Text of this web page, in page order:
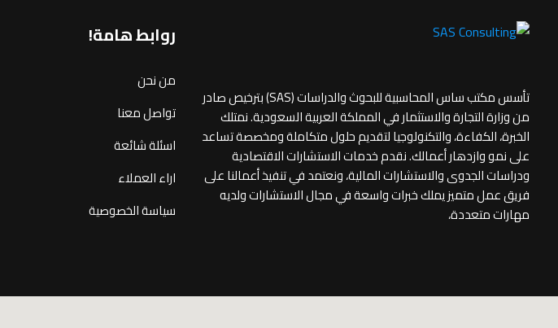
تأسس مكتب ساس المحاسبية للبحوث والدراسات (SAS) بترخيص صادر
من وزارة التجارة والاستثمار في المملكة العربية السعودية. نمتلك
الخبرة، الكفاءة، والتكنولوجيا لتقديم حلول متكاملة ومخصصة تساعد
على نمو وازدهار أعمالك. نقدم خدمات الاستشارات الاقتصادية
ودراسات الجدوى والاستشارات المالية، ونعتمد في تنفيذ أعمالنا على
فريق عمل متميز يملك خبرات واسعة في مجال الاستشارات ولديه
مهارات متعددة،
روابط هامة!
من نحن
تواصل معنا
اسئلة شائعة
اراء العملاء
سياسة الخصوصية